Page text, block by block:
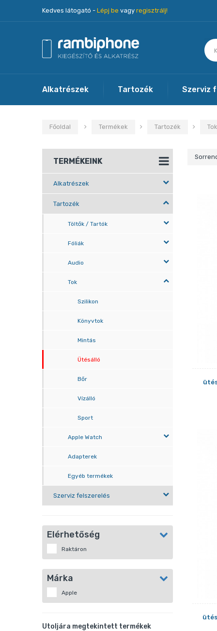
Kedves látogató - Lépj be vagy regisztrálj!
Alkatrészek Tartozék Szerviz
Főoldal Termékek Tartozék Tok
TERMÉKEINK
Alkatrészek
Tartozék
Töltők / Tartók
Fóliák
Audio
Tok
Szilikon
Könyvtok
Mintás
Ütésálló
Bőr
Vízálló
Sport
Apple Watch
Adapterek
Egyéb termékek
Szerviz felszerelés
Elérhetőség
Raktáron
Márka
Apple
Utoljára megtekintett termékek